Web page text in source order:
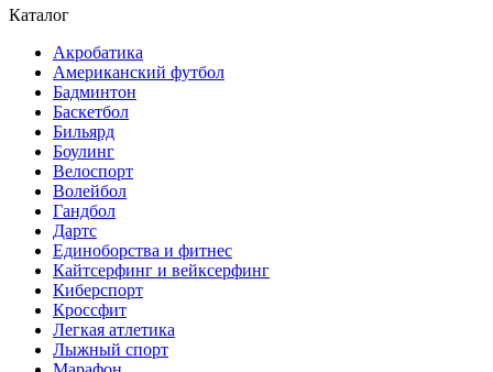
Каталог
Акробатика
Американский футбол
Бадминтон
Баскетбол
Бильярд
Боулинг
Велоспорт
Волейбол
Гандбол
Дартс
Единоборства и фитнес
Кайтсерфинг и вейксерфинг
Киберспорт
Кроссфит
Легкая атлетика
Лыжный спорт